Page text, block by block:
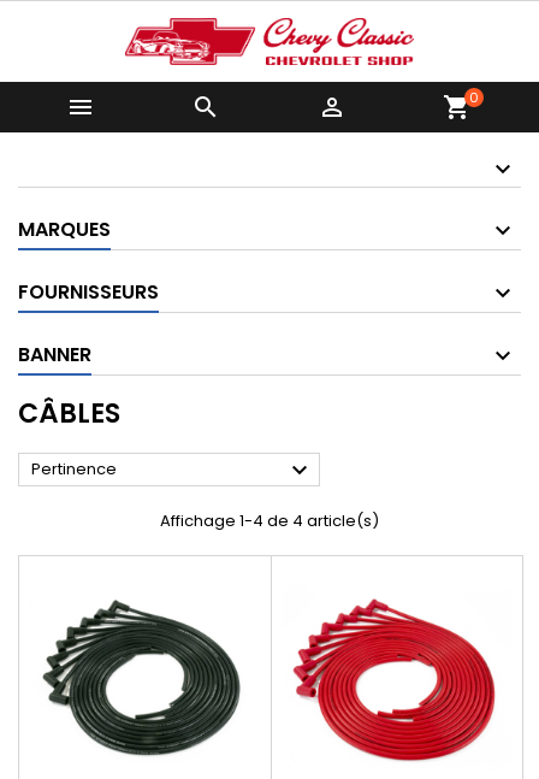
   shopping_cart0
MARQUES
FOURNISSEURS
BANNER
CÂBLES
Pertinence 
Affichage 1-4 de 4 article(s)